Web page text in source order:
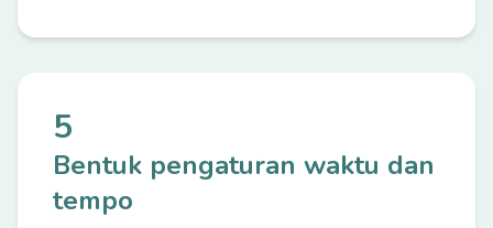
5
Bentuk pengaturan waktu dan
tempo